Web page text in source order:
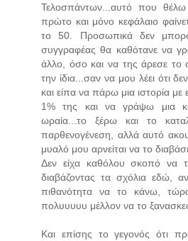
Τελοσπάντων...αυτό που
πρώτο και μόνο κεφάλαιο
το 50. Προσωπικά δεν
συγγραφέας θα καθότανε να
άλλο, όσο και να της άρεσε το
την ίδια...σαν να μου λέει ότι
και είπα να πάρω μια ιστορία
1% της και να γράψω μια
ωραία...το ξέρω και το
παρθενογένεση, αλλά αυτό
μυαλό μου αρνείται να το
Δεν είχα καθόλου σκοπό να
διαβάζοντας τα σχόλια εδώ,
πιθανότητα να το κάνω,
πολυυυυυ μέλλον να το
Και επίσης το γεγονός ότι